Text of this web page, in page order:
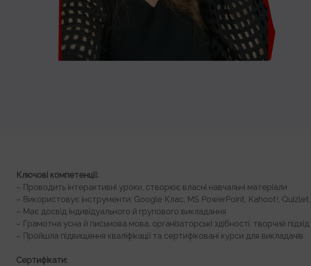
Ключові компетенції:
– Проводить інтерактивні уроки, створює власні навчальні матеріали
– Використовує інструменти: Google Клас, MS PowerPoint, Kahoot!,
– Має досвід індивідуального й групового викладання
– Грамотна усна й письмова мова, організаторські здібності, творчий підхід
– Пройшла підвищення кваліфікації та сертифіковані курси для викладачів
Сертифікати: